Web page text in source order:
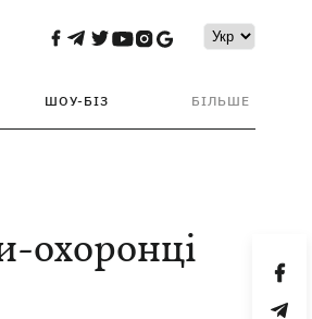
ШОУ-БІЗ БІЛЬШЕ
охоронці